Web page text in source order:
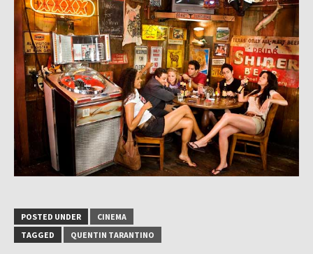
POSTED UNDER
CINEMA
TAGGED
QUENTIN TARANTINO